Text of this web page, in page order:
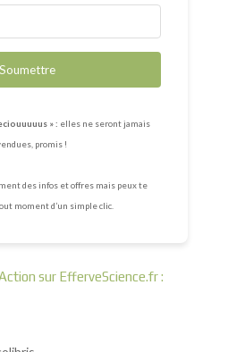
Soumettre
» : elles ne seront jamais
promis !
des infos et offres mais peux te
moment d’un simple clic.
sur EfferveScience.fr :